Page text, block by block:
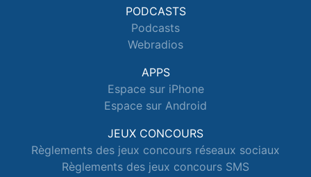
PODCASTS
Podcasts
Webradios
APPS
Espace sur iPhone
Espace sur Android
JEUX CONCOURS
Règlements des jeux concours réseaux sociaux
Règlements des jeux concours SMS